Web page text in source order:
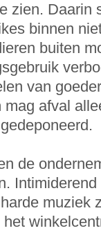
zien. Daarin
binnen
buiten
van
afval
de
muziek